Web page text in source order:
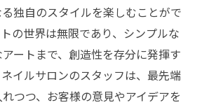
独自のスタイルを楽しむことがで
の世界は無限であり、シンプルな
ートまで、創造性を存分に発揮す
イルサロンのスタッフは、最先端
つつ、お客様の意見やアイデアを